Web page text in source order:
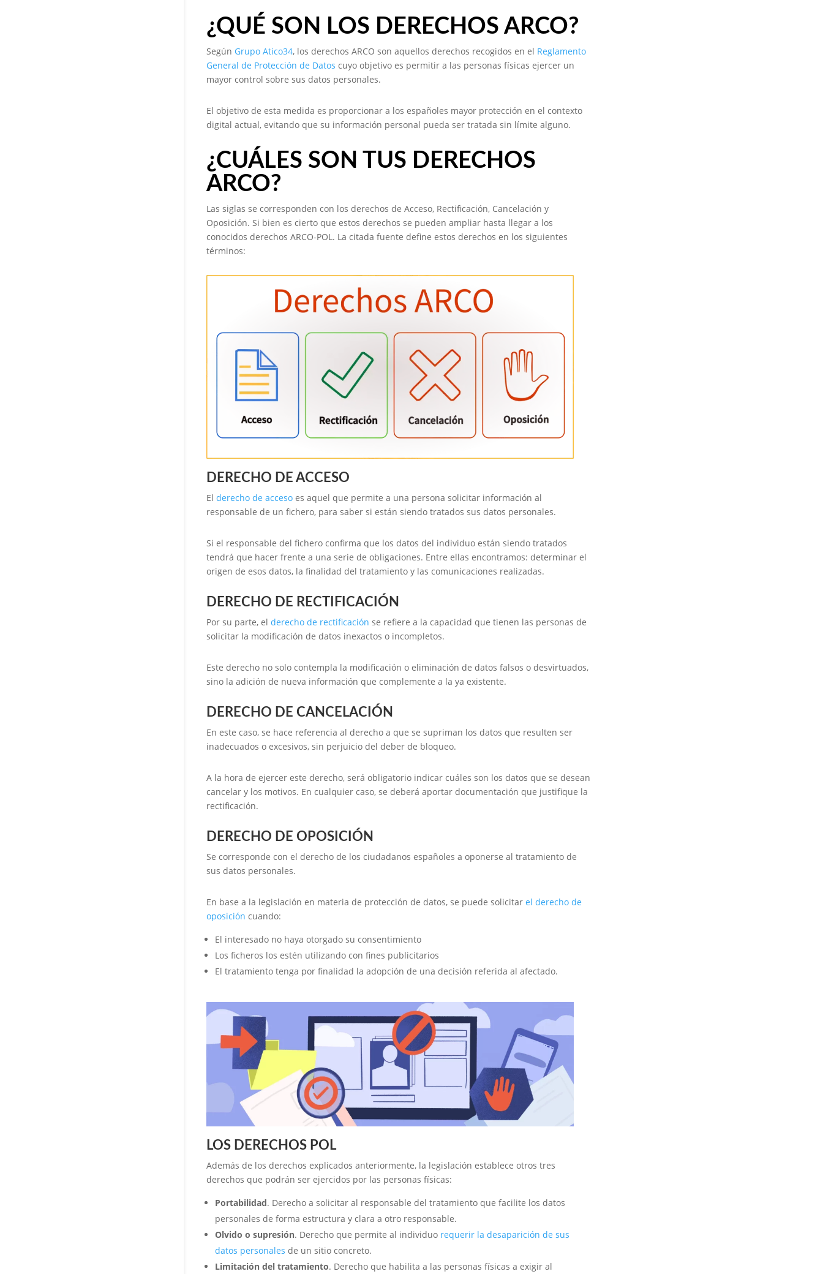
¿QUÉ SON LOS DERECHOS ARCO?
Según Grupo Atico34, los derechos ARCO son aquellos derechos recogidos en el Reglamento
General de Protección de Datos cuyo objetivo es permitir a las personas físicas ejercer un
mayor control sobre sus datos personales.
El objetivo de esta medida es proporcionar a los españoles mayor protección en el contexto
digital actual, evitando que su información personal pueda ser tratada sin límite alguno.
¿CUÁLES SON TUS DERECHOS
ARCO?
Las siglas se corresponden con los derechos de Acceso, Rectificación, Cancelación y
Oposición. Si bien es cierto que estos derechos se pueden ampliar hasta llegar a los
conocidos derechos ARCO-POL. La citada fuente define estos derechos en los siguientes
términos:
DERECHO DE ACCESO
El derecho de accesoes aquel que permite a una persona solicitar información al
responsable de un fichero, para saber si están siendo tratados sus datos personales.
Si el responsable del fichero confirma que los datos del individuo están siendo tratados
tendrá que hacer frente a una serie de obligaciones. Entre ellas encontramos: determinar el
origen de esos datos, la finalidad del tratamiento y las comunicaciones realizadas.
DERECHO DE RECTIFICACIÓN
Por su parte, el derecho de rectificación se refiere a la capacidad que tienen las personas de
solicitar la modificación de datos inexactos o incompletos.
Este derecho no solo contempla la modificación o eliminación de datos falsos o desvirtuados,
sino la adición de nueva información que complemente a la ya existente.
DERECHO DE CANCELACIÓN
En este caso, se hace referencia al derecho a que se supriman los datos que resulten ser
inadecuados o excesivos, sin perjuicio del deber de bloqueo.
A la hora de ejercer este derecho, será obligatorio indicar cuáles son los datos que se desean
cancelar y los motivos. En cualquier caso, se deberá aportar documentación que justifique la
rectificación.
DERECHO DE OPOSICIÓN
Se corresponde con el derecho de los ciudadanos españoles a oponerse al tratamiento de
sus datos personales.
En base a la legislación en materia de protección de datos, se puede solicitar el derecho de
oposición cuando:
El interesado no haya otorgado su consentimiento
Los ficheros los estén utilizando con fines publicitarios
El tratamiento tenga por finalidad la adopción de una decisión referida al afectado.
LOS DERECHOS POL
Además de los derechos explicados anteriormente, la legislación establece otros tres
derechos que podrán ser ejercidos por las personas físicas:
Portabilidad. Derecho a solicitar al responsable del tratamiento que facilite los datos
personales de forma estructura y clara a otro responsable.
Olvido o supresión. Derecho que permite al individuo requerir la desaparición de sus
datos personales de un sitio concreto.
Limitación del tratamiento. Derecho que habilita a las personas físicas a exigir al